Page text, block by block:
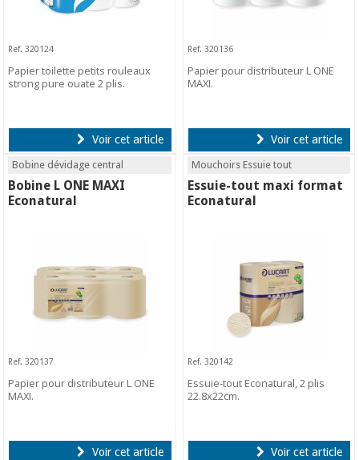
Ref. 320124
Papier toilette petits rouleaux
strong pure ouate 2 plis.
Voir cet article
Ref. 320136
Papier pour distributeur L ONE
MAXI.
Voir cet article
Bobine dévidage central
Bobine L ONE MAXI
Econatural
Ref. 320137
Papier pour distributeur L ONE
MAXI.
Voir cet article
Mouchoirs Essuie tout
Essuie-tout maxi format
Econatural
Ref. 320142
Essuie-tout Econatural, 2 plis
22.8x22cm.
Voir cet article